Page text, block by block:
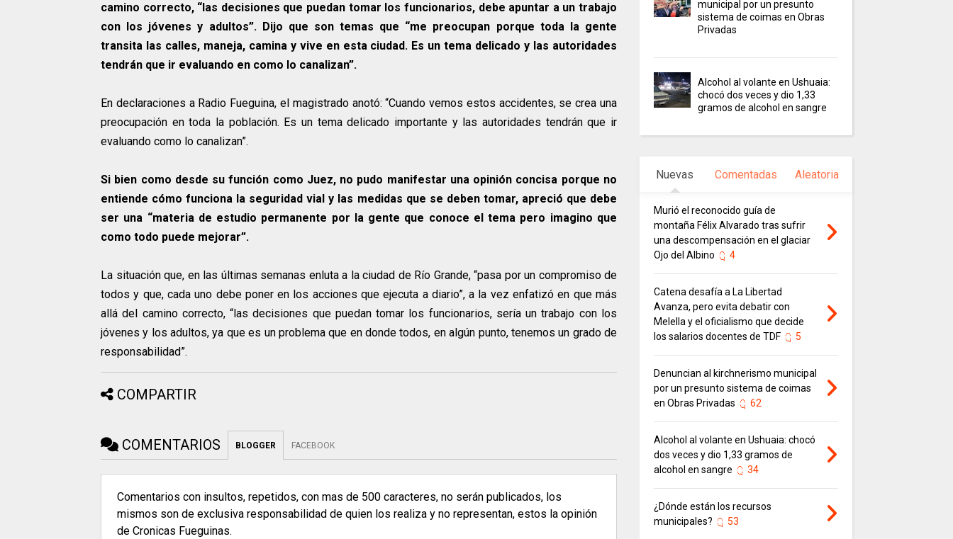
camino correcto, “las decisiones que puedan tomar los funcionarios, debe apuntar a un trabajo
con los jóvenes y adultos”. Dijo que son temas que “me preocupan porque toda la gente
transita las calles, maneja, camina y vive en esta ciudad. Es un tema delicado y las autoridades
tendrán que ir evaluando en como lo canalizan”.
En declaraciones a Radio Fueguina, el magistrado anotó: “Cuando vemos estos accidentes, se crea una
preocupación en toda la población. Es un tema delicado importante y las autoridades tendrán que ir
evaluando como lo canalizan”.
Si bien como desde su función como Juez, no pudo manifestar una opinión concisa porque no
entiende cómo funciona la seguridad vial y las medidas que se deben tomar, apreció que debe
ser una “materia de estudio permanente por la gente que conoce el tema pero imagino que
como todo puede mejorar”.
La situación que, en las últimas semanas enluta a la ciudad de Río Grande, “pasa por un compromiso de
todos y que, cada uno debe poner en los acciones que ejecuta a diario”, a la vez enfatizó en que más
allá del camino correcto, “las decisiones que puedan tomar los funcionarios, sería un trabajo con los
jóvenes y los adultos, ya que es un problema que en donde todos, en algún punto, tenemos un grado de
responsabilidad”.
COMPARTIR
COMENTARIOS BLOGGER FACEBOOK
Comentarios con insultos, repetidos, con mas de 500 caracteres, no serán publicados, los
mismos son de exclusiva responsabilidad de quien los realiza y no representan, estos la opinión
de Cronicas Fueguinas.
municipal por un presunto
sistema de coimas en Obras
Privadas
Alcohol al volante en Ushuaia:
chocó dos veces y dio 1,33
gramos de alcohol en sangre
Nuevas Comentadas Aleatoria
Murió el reconocido guía de
montaña Félix Alvarado tras sufrir
una descompensación en el glaciar
Ojo del Albino
4
Catena desafía a La Libertad
Avanza, pero evita debatir con
Melella y el oficialismo que decide
los salarios docentes de TDF
5
Denuncian al kirchnerismo municipal
por un presunto sistema de coimas
en Obras Privadas
62
Alcohol al volante en Ushuaia: chocó
dos veces y dio 1,33 gramos de
alcohol en sangre
34
¿Dónde están los recursos
municipales?
53